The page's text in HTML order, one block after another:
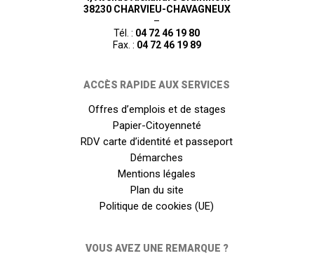
38230 CHARVIEU-CHAVAGNEUX
–
Tél. : 04 72 46 19 80
Fax. : 04 72 46 19 89
ACCÈS RAPIDE AUX SERVICES
Offres d’emplois et de stages
Papier-Citoyenneté
RDV carte d’identité et passeport
Démarches
Mentions légales
Plan du site
Politique de cookies (UE)
VOUS AVEZ UNE REMARQUE ?